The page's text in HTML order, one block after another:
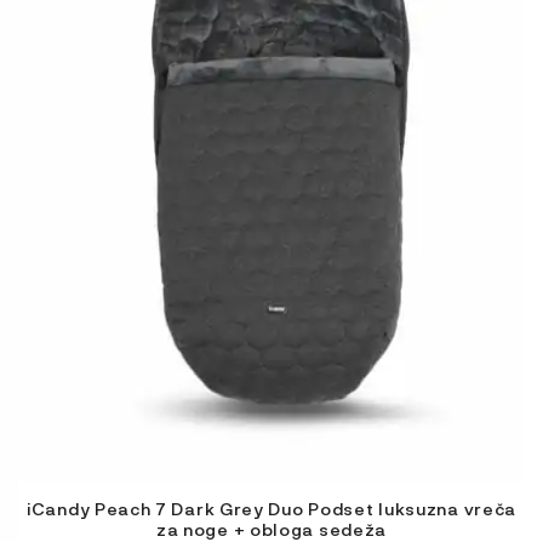
iCandy Peach 7 Dark Grey Duo Podset luksuzna vreča
za noge + obloga sedeža